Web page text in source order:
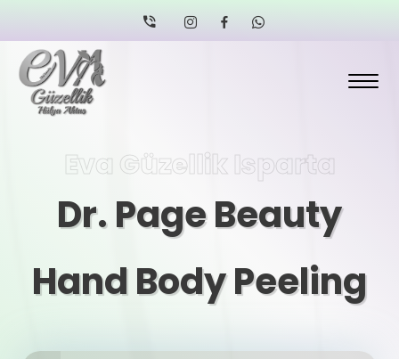
Eva Güzellik Isparta
Dr. Page Beauty
Hand Body Peeling